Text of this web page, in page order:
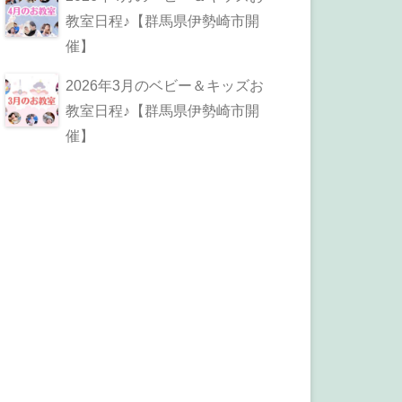
教室日程♪【群馬県伊勢崎市開
催】
2026年3月のベビー＆キッズお
教室日程♪【群馬県伊勢崎市開
催】